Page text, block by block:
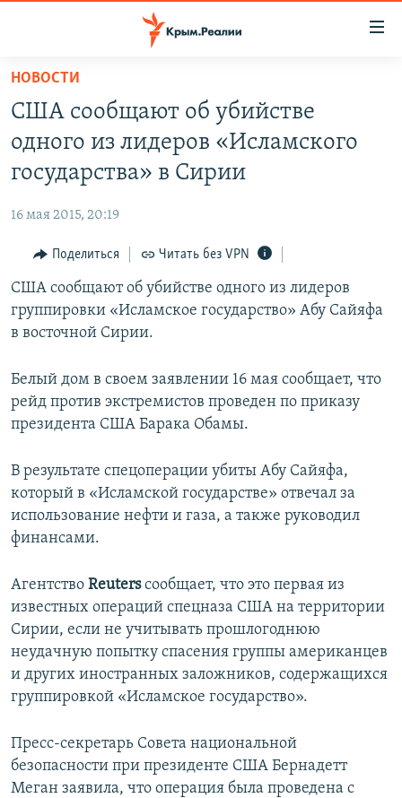
Вернуться
основному
содержанию
главной
Вернутся
поиску
11 ЛЕТ ОККУПАЦИИ КРЫМА. 11 ИСТОРИЙ СОПРОТИВЛЕНИЯ
ЕЩЕ
ИНТЕРАКТИВ
ИНФОГРАФИКА
ТЕЛЕПРОЕКТ КРЫМ.РЕАЛИИ
ПРОПАВШИЕ БЕЗ ВЕСТИ
ПОБЕДИТЕЛЕЙ НЕ СУДЯТ?
ELIFBE
УКРАИНСКАЯ ПРОБЛЕМА КРЫМА
РАДІО СВОБОДА
КАК ОБОЙТИ БЛОКИРОВКУ
Українською
Qırımtatar
ПРИСОЕДИНЯЙТЕСЬ!
Все сайты RFE/RL
НОВОСТИ
США сообщают об убийстве
одного из лидеров «Исламского
государства» в Сирии
16 мая 2015, 20:19
Поделиться Читать без VPN
США сообщают об убийстве одного из лидеров
группировки «Исламское государство» Абу Сайяфа
в восточной Сирии.
Белый дом в своем заявлении 16 мая сообщает, что
рейд против экстремистов проведен по приказу
президента США Барака Обамы.
В результате спецоперации убиты Абу Сайяфа,
который в «Исламской государстве» отвечал за
использование нефти и газа, а также руководил
финансами.
Агентство Reutersсообщает, что это первая из
известных операций спецназа США на территории
Сирии, если не учитывать прошлогоднюю
неудачную попытку спасения группы американцев
и других иностранных заложников, содержащихся
группировкой «Исламское государство».
Пресс-секретарь Совета национальной
безопасности при президенте США Бернадетт
Меган заявила, что операция была проведена с